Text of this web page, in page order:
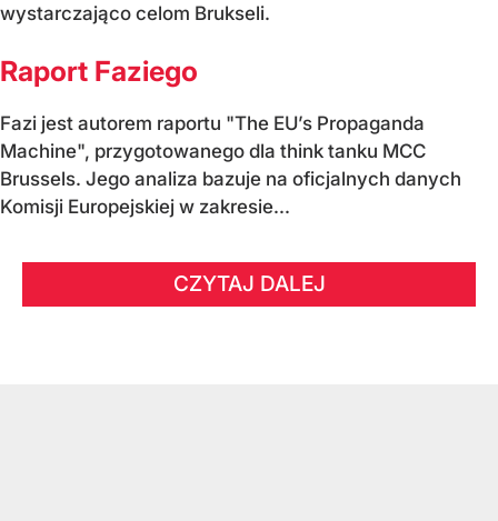
wystarczająco celom Brukseli.
Raport Faziego
Fazi jest autorem raportu "The EU’s Propaganda
Machine", przygotowanego dla think tanku MCC
Brussels. Jego analiza bazuje na oficjalnych danych
Komisji Europejskiej w zakresie...
CZYTAJ DALEJ